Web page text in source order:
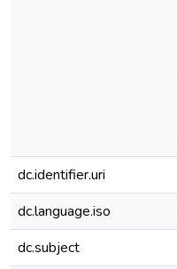
dc.identifier.uri
dc.language.iso
dc.subject